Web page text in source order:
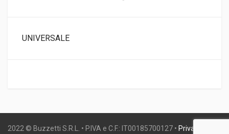
UNIVERSALE
2022 © Buzzetti S.R.L. • P.IVA e C.F.: IT00185700127 • Privacy